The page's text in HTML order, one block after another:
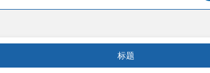
标题